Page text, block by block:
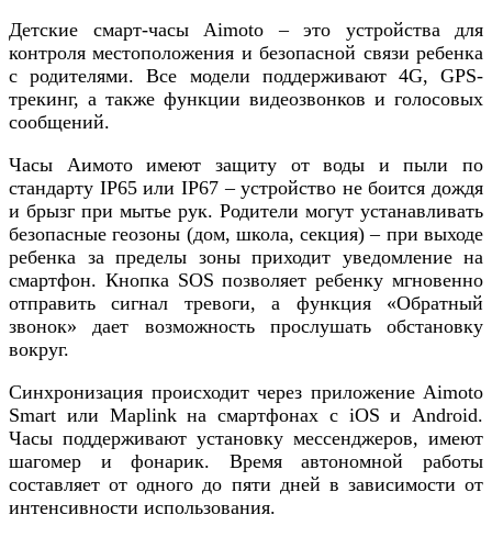
Детские смарт-часы Aimoto – это устройства для
контроля местоположения и безопасной связи ребенка
с родителями. Все модели поддерживают 4G, GPS-
трекинг, а также функции видеозвонков и голосовых
сообщений.
Часы Аимото имеют защиту от воды и пыли по
стандарту IP65 или IP67 – устройство не боится дождя
и брызг при мытье рук. Родители могут устанавливать
безопасные геозоны (дом, школа, секция) – при выходе
ребенка за пределы зоны приходит уведомление на
смартфон. Кнопка SOS позволяет ребенку мгновенно
отправить сигнал тревоги, а функция «Обратный
звонок» дает возможность прослушать обстановку
вокруг.
Синхронизация происходит через приложение Aimoto
Smart или Maplink на смартфонах с iOS и Android.
Часы поддерживают установку мессенджеров, имеют
шагомер и фонарик. Время автономной работы
составляет от одного до пяти дней в зависимости от
интенсивности использования.